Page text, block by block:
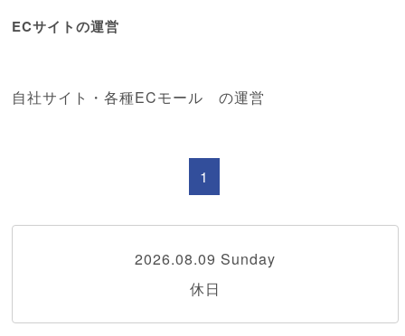
ECサイトの運営
自社サイト・各種ECモール の運営
1
2026.08.09 Sunday
休日